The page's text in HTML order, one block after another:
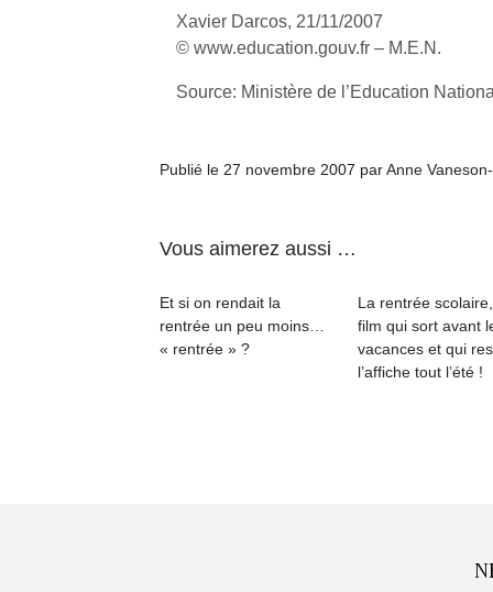
Xavier Darcos, 21/11/2007
© www.education.gouv.fr – M.E.N.
Source: Ministère de l’Education
Publié le 27 novembre 2007 par Anne
Vous aimerez aussi …
Et si on rendait la
rentrée un peu moins…
« rentrée » ?
La rentrée
film qui sort avant
vacances et qui
l’affiche tout l’été !